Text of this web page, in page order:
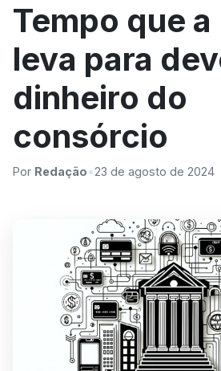
Tempo que
leva para
dinheiro do
consórcio
Por Redação•23 de agosto de 2024